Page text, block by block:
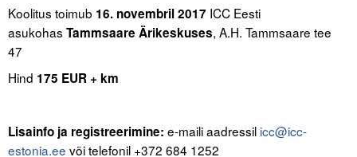
Koolitus toimub 16. novembril 2017 ICC Eesti
asukohas Tammsaare Ärikeskuses, A.H. Tammsaare tee
47
Hind 175 EUR + km
Lisainfo ja registreerimine: e-maili aadressil icc@icc-
estonia.ee või telefonil +372 684 1252